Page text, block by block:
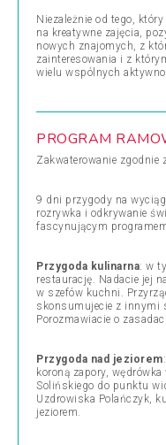
Niezależnie od tego,
na kreatywne zajęcia,
nowych znajomych, z
zainteresowania i z
wielu wspólnych
PROGRAM
Zakwaterowanie zgodnie
9 dni przygody na
rozrywka i odkrywanie
fascynującym
Przygoda kulinarna: w
restaurację. Nadacie jej
w szefów kuchni.
skonsumujecie z innymi
Porozmawiacie o
Przygoda nad jeziorem
koroną zapory,
Solińskiego do punktu
Uzdrowiska Polańczyk,
jeziorem.